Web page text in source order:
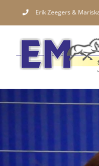
to
content
Erik Zeegers &